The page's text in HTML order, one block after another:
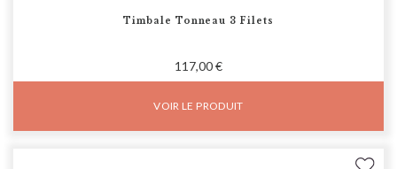
Timbale Tonneau 3 Filets
117,00 €
VOIR LE PRODUIT